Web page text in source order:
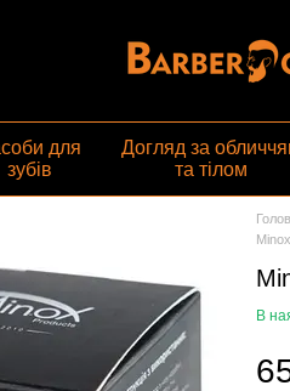
для
зубів
Догляд за
та тілом
В